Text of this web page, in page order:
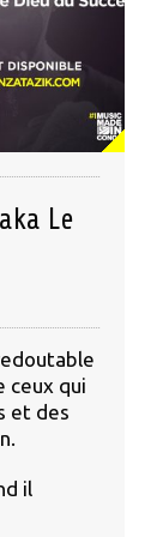
Le
ceux qui
et des
il